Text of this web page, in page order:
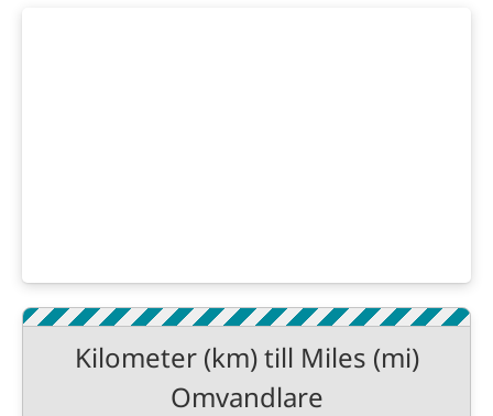
Kilometer (km) till Miles (mi)
Omvandlare